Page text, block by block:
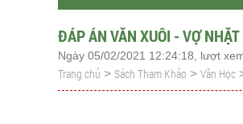
ĐÁP ÁN VĂN XUÔI - VỢ
Ngày 05/02/2021 12:24:18, lượt
Trang chủ > Sách Tham Khảo > Văn Học